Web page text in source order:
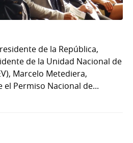
de la República,
de la Unidad Nacional de
Marcelo Metediera,
Permiso Nacional de...